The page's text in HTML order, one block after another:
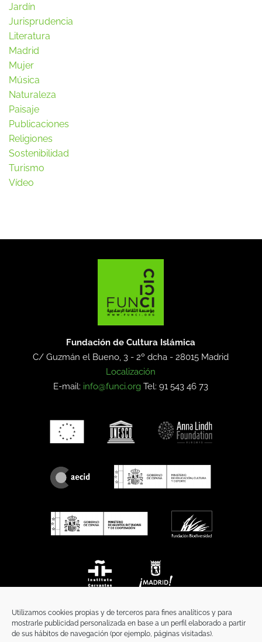
Utilizamos cookies propias y de terceros para fines analíticos y para
mostrarle publicidad personalizada en base a un perfil elaborado a partir
de sus hábitos de navegación (por ejemplo, páginas visitadas).
Jardín
Jurisprudencia
Literatura
Madrid
Mujer
Música
Naturaleza
Paisaje
Publicaciones
Religiones
Sostenibilidad
Turismo
Vídeo
Fundación de Cultura Islámica
C/ Guzmán el Bueno, 3 - 2º dcha -28015 Madrid
Localización
E-mail: info@funci.org Tel: 91 543 46 73